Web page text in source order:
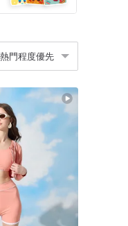
熱門程度優先